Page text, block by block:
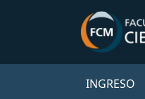
INGRESO